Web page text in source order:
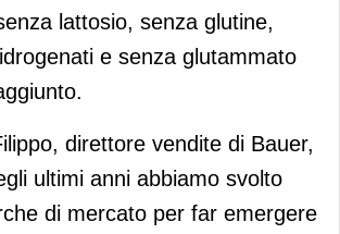
lattosio, senza glutine,
e senza glutammato
direttore vendite di Bauer,
ultimi anni abbiamo svolto
di mercato per far emergere